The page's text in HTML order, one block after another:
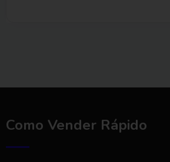
Como Vender Rápido